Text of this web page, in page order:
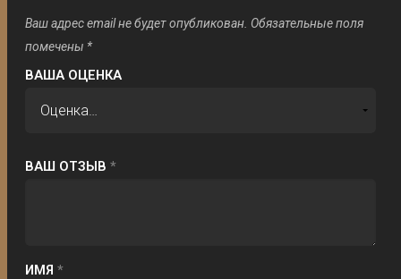
Ваш адрес email не будет опубликован. Обязательные поля
помечены *
ВАША ОЦЕНКА
ВАШ ОТЗЫВ*
ИМЯ*